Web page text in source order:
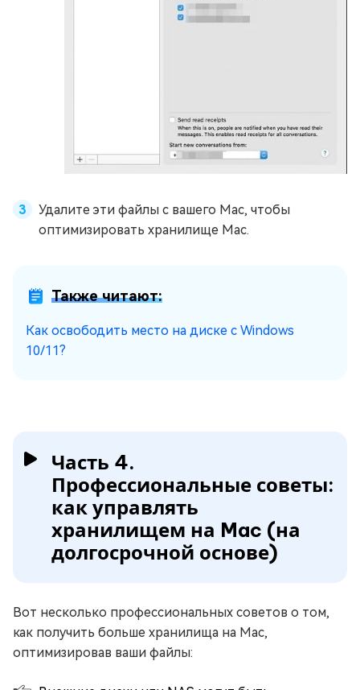
Удалите эти файлы с вашего Mac, чтобы
оптимизировать хранилище Mac.
Также читают:
Как освободить место на диске с Windows
10/11?
Часть 4.
Профессиональные советы:
как управлять
хранилищем на Mac (на
долгосрочной основе)
Вот несколько профессиональных советов о том,
как получить больше хранилища на Mac,
оптимизировав ваши файлы: